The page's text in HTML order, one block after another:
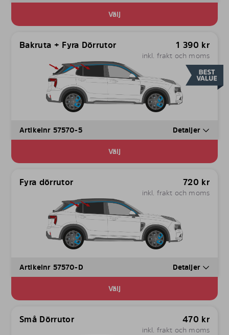
Välj
Bakruta + Fyra Dörrutor 1 390 kr
inkl. frakt och moms
Artikelnr 57570-5 Detaljer
Välj
Fyra dörrutor 720 kr
inkl. frakt och moms
Artikelnr 57570-D Detaljer
Välj
Små Dörrutor 470 kr
inkl. frakt och moms